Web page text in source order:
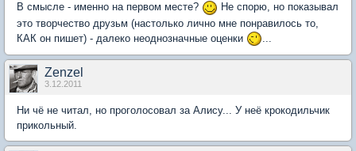
В смысле - именно на первом месте?
Не спорю, но показывал
это творчество друзьм (настолько лично мне понравилось то,
КАК он пишет) - далеко неоднозначные оценки
Zenzel
3.12.2011
Ни чё не читал, но проголосовал за Алису... У неё крокодильчик
прикольный.